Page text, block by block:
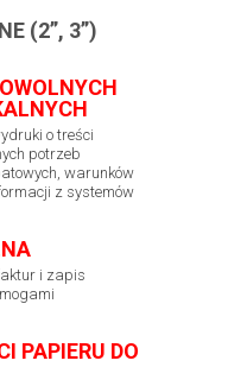
(2”, 3”)
o treści
potrzeb
warunków
z systemów
i zapis
PAPIERU DO